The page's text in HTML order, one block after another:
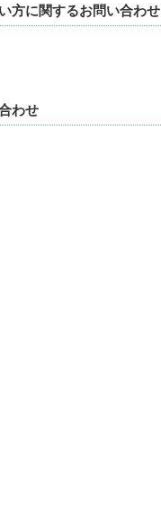
方に関するお問い合わせ
わせ